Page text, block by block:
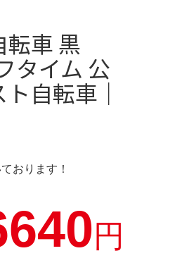
車 黒
タイム 公
自転車｜
おります！
円